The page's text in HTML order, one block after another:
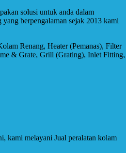
solusi untuk anda dalam
berpengalaman sejak 2013 kami
Renang, Heater (Pemanas), Filter
& Grate, Grill (Grating), Inlet Fitting,
kami melayani Jual peralatan kolam